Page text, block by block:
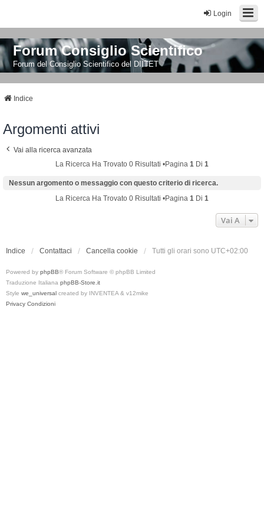
Login
Forum Consiglio Scientifico
Forum del Consiglio Scientifico del DIITET
Indice
Argomenti attivi
Vai alla ricerca avanzata
La Ricerca Ha Trovato 0 Risultati •Pagina 1 Di 1
Nessun argomento o messaggio con questo criterio di ricerca.
La Ricerca Ha Trovato 0 Risultati •Pagina 1 Di 1
Vai A
Indice Contattaci Cancella cookie Tutti gli orari sono UTC+02:00
Powered by phpBB® Forum Software © phpBB Limited
Traduzione Italiana phpBB-Store.it
Style we_universal created by INVENTEA & v12mike
Privacy Condizioni